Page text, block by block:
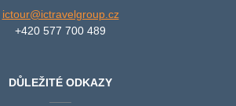
ictour@ictravelgroup.cz
+420 577 700 489
DŮLEŽITÉ ODKAZY